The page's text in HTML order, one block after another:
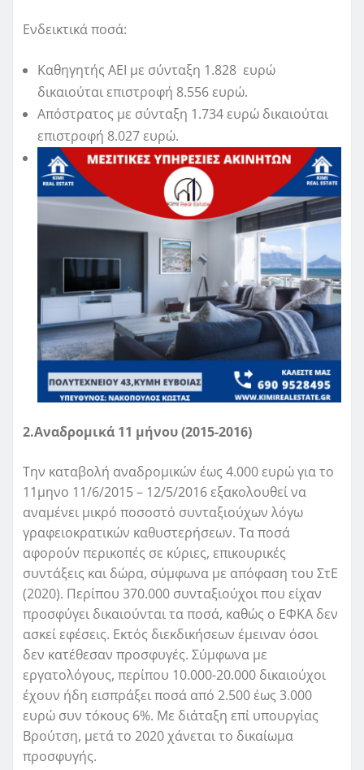
Ενδεικτικά ποσά:
Καθηγητής ΑΕΙ με σύνταξη 1.828 ευρώ
δικαιούται επιστροφή 8.556 ευρώ.
Απόστρατος με σύνταξη 1.734 ευρώ δικαιούται
επιστροφή 8.027 ευρώ.
2.Αναδρομικά 11 μήνου (2015-2016)
Την καταβολή αναδρομικών έως 4.000 ευρώ για το
11μηνο 11/6/2015 – 12/5/2016 εξακολουθεί να
αναμένει μικρό ποσοστό συνταξιούχων λόγω
γραφειοκρατικών καθυστερήσεων. Τα ποσά
αφορούν περικοπές σε κύριες, επικουρικές
συντάξεις και δώρα, σύμφωνα με απόφαση του ΣτΕ
(2020). Περίπου 370.000 συνταξιούχοι που είχαν
προσφύγει δικαιούνται τα ποσά, καθώς ο ΕΦΚΑ δεν
ασκεί εφέσεις. Εκτός διεκδικήσεων έμειναν όσοι
δεν κατέθεσαν προσφυγές. Σύμφωνα με
εργατολόγους, περίπου 10.000-20.000 δικαιούχοι
έχουν ήδη εισπράξει ποσά από 2.500 έως 3.000
ευρώ συν τόκους 6%. Με διάταξη επί υπουργίας
Βρούτση, μετά το 2020 χάνεται το δικαίωμα
προσφυγής.